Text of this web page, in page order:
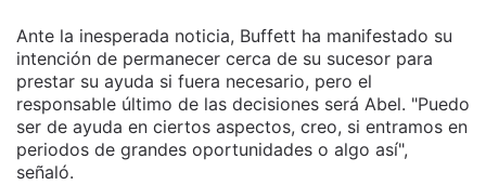
Ante la inesperada noticia, Buffett ha manifestado su
intención de permanecer cerca de su sucesor para
prestar su ayuda si fuera necesario, pero el
responsable último de las decisiones será Abel. "Puedo
ser de ayuda en ciertos aspectos, creo, si entramos en
periodos de grandes oportunidades o algo así",
señaló.